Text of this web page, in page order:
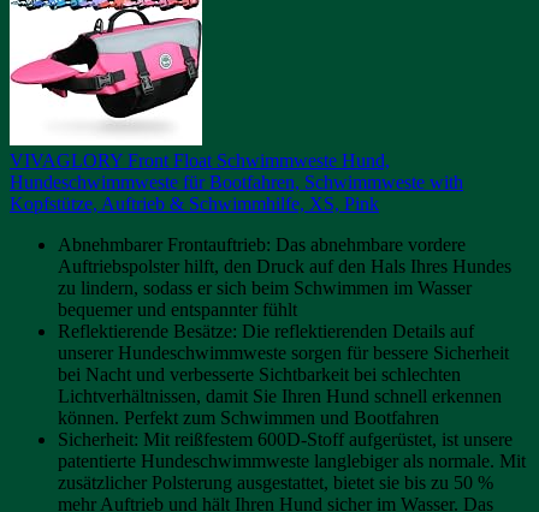
VIVAGLORY Front Float Schwimmweste Hund,
Hundeschwimmweste für Bootfahren, Schwimmweste with
Kopfstütze, Auftrieb & Schwimmhilfe, XS, Pink
Abnehmbarer Frontauftrieb: Das abnehmbare vordere
Auftriebspolster hilft, den Druck auf den Hals Ihres Hundes
zu lindern, sodass er sich beim Schwimmen im Wasser
bequemer und entspannter fühlt
Reflektierende Besätze: Die reflektierenden Details auf
unserer Hundeschwimmweste sorgen für bessere Sicherheit
bei Nacht und verbesserte Sichtbarkeit bei schlechten
Lichtverhältnissen, damit Sie Ihren Hund schnell erkennen
können. Perfekt zum Schwimmen und Bootfahren
Sicherheit: Mit reißfestem 600D-Stoff aufgerüstet, ist unsere
patentierte Hundeschwimmweste langlebiger als normale. Mit
zusätzlicher Polsterung ausgestattet, bietet sie bis zu 50 %
mehr Auftrieb und hält Ihren Hund sicher im Wasser. Das